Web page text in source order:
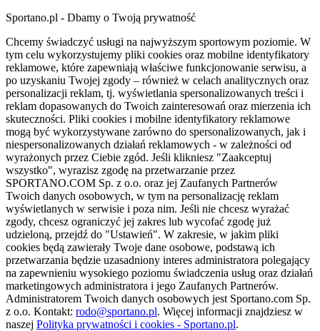
Sportano.pl - Dbamy o Twoją prywatność
Chcemy świadczyć usługi na najwyższym sportowym poziomie. W
tym celu wykorzystujemy pliki cookies oraz mobilne identyfikatory
reklamowe, które zapewniają właściwe funkcjonowanie serwisu, a
po uzyskaniu Twojej zgody – również w celach analitycznych oraz
personalizacji reklam, tj. wyświetlania spersonalizowanych treści i
reklam dopasowanych do Twoich zainteresowań oraz mierzenia ich
skuteczności. Pliki cookies i mobilne identyfikatory reklamowe
mogą być wykorzystywane zarówno do spersonalizowanych, jak i
niespersonalizowanych działań reklamowych - w zależności od
wyrażonych przez Ciebie zgód. Jeśli klikniesz "Zaakceptuj
wszystko", wyrazisz zgodę na przetwarzanie przez
SPORTANO.COM Sp. z o.o. oraz jej Zaufanych Partnerów
Twoich danych osobowych, w tym na personalizację reklam
wyświetlanych w serwisie i poza nim. Jeśli nie chcesz wyrażać
zgody, chcesz ograniczyć jej zakres lub wycofać zgodę już
udzieloną, przejdź do "Ustawień". W zakresie, w jakim pliki
cookies będą zawierały Twoje dane osobowe, podstawą ich
przetwarzania będzie uzasadniony interes administratora polegający
na zapewnieniu wysokiego poziomu świadczenia usług oraz działań
marketingowych administratora i jego Zaufanych Partnerów.
Administratorem Twoich danych osobowych jest Sportano.com Sp.
z o.o. Kontakt: rodo@sportano.pl. Więcej informacji znajdziesz w
naszej Polityka prywatności i cookies - Sportano.pl.